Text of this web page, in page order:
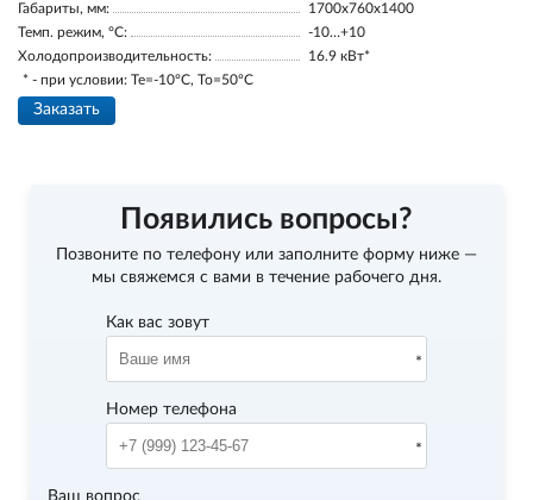
Габариты, мм:
1700х760х1400
Темп. режим, °С:
-10…+10
Холодопроизводительность:
16.9 кВт*
* - при условии: Te=-10ºC, To=50ºC
Заказать
Появились вопросы?
Позвоните по телефону или заполните форму ниже —
мы свяжемся с вами в течение рабочего дня.
Как вас зовут
Номер телефона